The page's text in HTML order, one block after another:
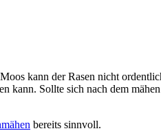
kann der Rasen nicht
kann. Sollte sich nach dem
bereits sinnvoll.